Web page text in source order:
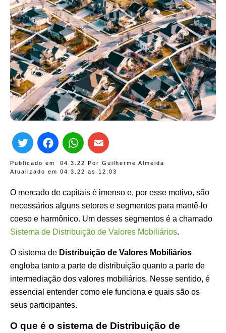
Publicado em 04.3.22 Por Guilherme Almeida
Atualizado em 04.3.22 as 12:03
TwitterFacebook
WhatsApp
O mercado de capitais é imenso e, por esse motivo, são
necessários alguns setores e segmentos para mantê-lo
coeso e harmônico. Um desses segmentos é a chamado
Sistema de Distribuição de Valores Mobiliários.
O sistema de Distribuição de Valores Mobiliários
engloba tanto a parte de distribuição quanto a parte de
intermediação dos valores mobiliários. Nesse sentido, é
essencial entender como ele funciona e quais são os
seus participantes.
O que é o sistema de Distribuição de